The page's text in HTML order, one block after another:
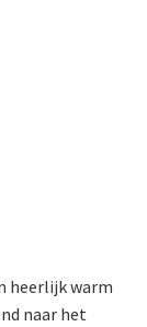
heerlijk warm
naar het